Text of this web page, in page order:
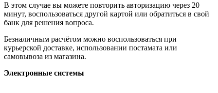
В этом случае вы можете повторить авторизацию через 20
минут, воспользоваться другой картой или обратиться в свой
банк для решения вопроса.
Безналичным расчётом можно воспользоваться при
курьерской доставке, использовании постамата или
самовывоза из магазина.
Электронные системы